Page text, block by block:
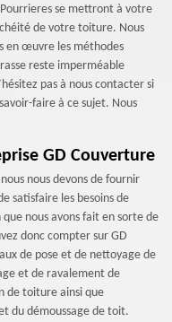
se mettront à votre
de votre toiture. Nous
en œuvre les méthodes
reste imperméable
pas à nous contacter si
faire à ce sujet. Nous
GD Couverture
nous devons de fournir
satisfaire les besoins de
nous avons fait en sorte de
donc compter sur GD
de pose et de nettoyage de
et de ravalement de
de toiture ainsi que
du démoussage de toit.